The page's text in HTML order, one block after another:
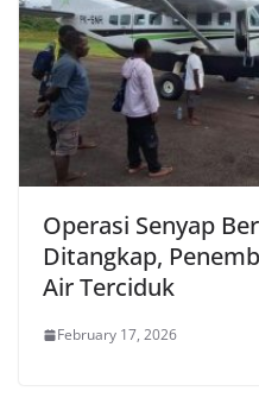
Operasi Senyap
Ditangkap,
Air Terciduk
February 17, 2026